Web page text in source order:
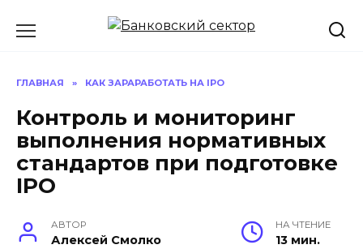
ГЛАВНАЯ » КАК ЗАРАРАБОТАТЬ НА IPO
Контроль и мониторинг
выполнения нормативных
стандартов при подготовке
IPO
АВТОР
Алексей Смолко
НА ЧТЕНИЕ
13 мин.